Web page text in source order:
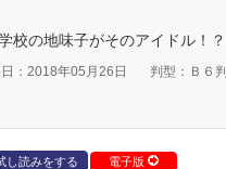
校の地味子がそのアイドル！？
：2018年05月26日 判型：Ｂ６判
し読みをする 電子版